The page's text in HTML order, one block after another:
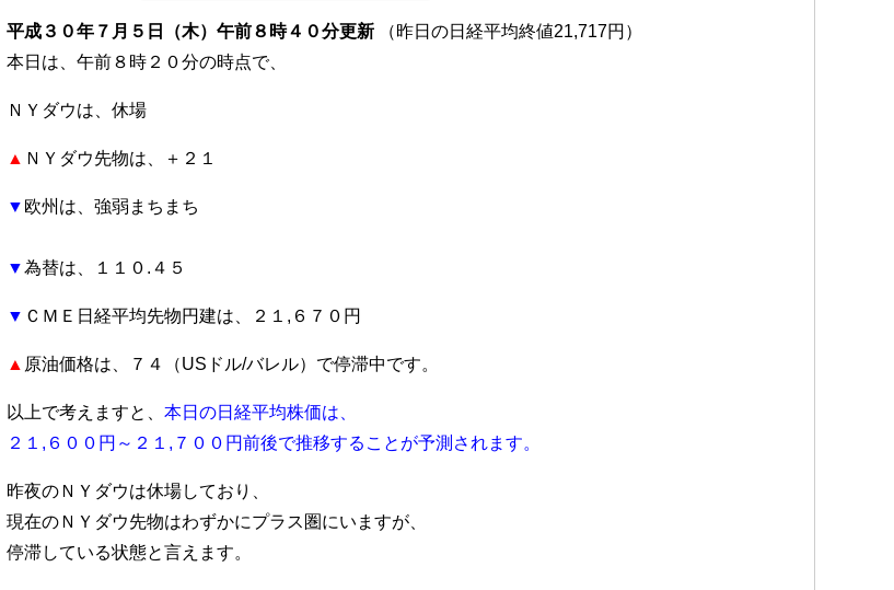
平成３０年７月５日（木）午前８時４０分更新 （昨日の日経平均終値21,717円）
本日は、午前８時２０分の時点で、
ＮＹダウは、休場
▲ ＮＹダウ先物は、＋２１
▼ 欧州は、強弱まちまち
▼為替は、１１０.４５
▼ ＣＭＥ日経平均先物円建は、２１,６７０円
▲ 原油価格は、７４（USドル/バレル）で停滞中です。
以上で考えますと、 本日の日経平均株価は、
２１,６００円～２１,７００円前後で推移することが予測されます。
昨夜のＮＹダウは休場しており、
現在のＮＹダウ先物はわずかにプラス圏にいますが、
停滞している状態と言えます。